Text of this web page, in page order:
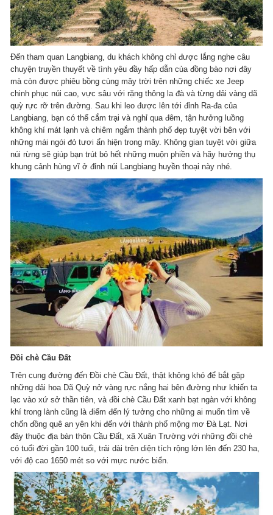
Đến tham quan Langbiang, du khách không chỉ được lắng nghe câu
chuyện truyền thuyết về tình yêu đầy hấp dẫn của đồng bào nơi đây
mà còn được phiêu bồng cùng mây trời trên những chiếc xe Jeep
chinh phục núi cao, vực sâu với rặng thông la đà và từng dải vàng dã
quỳ rực rỡ trên đường. Sau khi leo được lên tới đỉnh Ra-đa của
Langbiang, bạn có thể cắm trại và nghỉ qua đêm, tận hưởng luồng
không khí mát lạnh và chiêm ngắm thành phố đẹp tuyệt vời bên với
những mái ngói đỏ tươi ẩn hiện trong mây. Không gian tuyệt vời giữa
núi rừng sẽ giúp bạn trút bỏ hết những muộn phiền và hãy hưởng thụ
khung cảnh hùng vĩ ở đỉnh núi Langbiang huyền thoại này nhé.
Đồi chè Cầu Đất
Trên cung đường đến Đồi chè Cầu Đất, thật không khó để bắt gặp
những dải hoa Dã Quỳ nở vàng rực nắng hai bên đường như khiến ta
lạc vào xứ sở thần tiên, và đồi chè Cầu Đất xanh bạt ngàn với không
khí trong lành cũng là điểm đến lý tưởng cho những ai muốn tìm về
chốn đồng quê an yên khi đến với thành phố mộng mơ Đà Lạt. Nơi
đây thuộc địa bàn thôn Cầu Đất, xã Xuân Trường với những đồi chè
có tuổi đời gần 100 tuổi, trải dài trên diện tích rộng lớn lên đến 230 ha,
với độ cao 1650 mét so với mực nước biển.